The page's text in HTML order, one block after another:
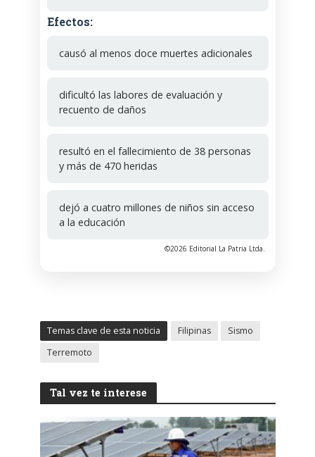
Efectos:
causó al menos doce muertes adicionales
dificultó las labores de evaluación y
recuento de daños
resultó en el fallecimiento de 38 personas
y más de 470 heridas
dejó a cuatro millones de niños sin acceso
a la educación
©2026 Editorial La Patria Ltda.
Temas clave de esta noticia Filipinas
Sismo
Terremoto
Tal vez te interese